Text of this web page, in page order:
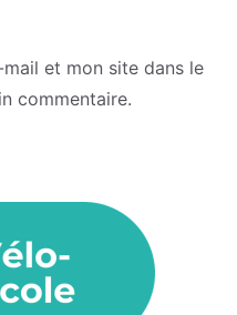
et mon site dans le
commentaire.